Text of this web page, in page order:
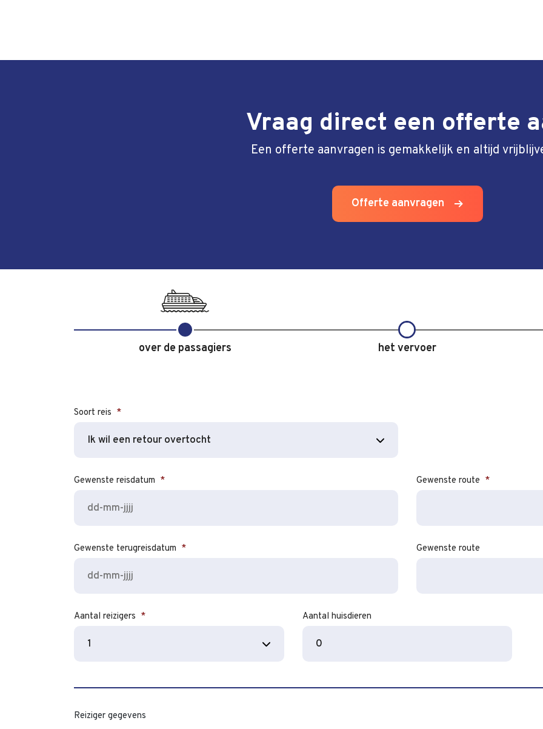
Vraag direct een offerte
Een offerte aanvragen is gemakkelijk en altijd
Offerte aanvragen
over de passagiers het vervoer
Soort reis *
Gewenste reisdatum *
dash
Gewenste route *
Gewenste terugreisdatum * Gewenste route
Aantal reizigers * Aantal huisdieren
Reiziger gegevens